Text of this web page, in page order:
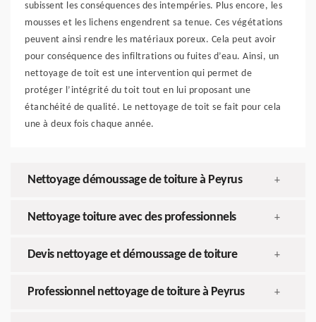
subissent les conséquences des intempéries. Plus encore, les
mousses et les lichens engendrent sa tenue. Ces végétations
peuvent ainsi rendre les matériaux poreux. Cela peut avoir
pour conséquence des infiltrations ou fuites d’eau. Ainsi, un
nettoyage de toit est une intervention qui permet de
protéger l’intégrité du toit tout en lui proposant une
étanchéité de qualité. Le nettoyage de toit se fait pour cela
une à deux fois chaque année.
Nettoyage démoussage de toiture à Peyrus +
Nettoyage toiture avec des professionnels +
Devis nettoyage et démoussage de toiture +
Professionnel nettoyage de toiture à Peyrus +